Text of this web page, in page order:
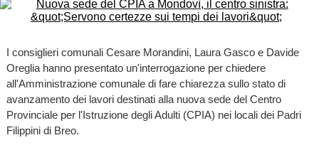
I consiglieri comunali Cesare Morandini, Laura Gasco e Davide
Oreglia hanno presentato un'interrogazione per chiedere
all'Amministrazione comunale di fare chiarezza sullo stato di
avanzamento dei lavori destinati alla nuova sede del Centro
Provinciale per l'Istruzione degli Adulti (CPIA) nei locali dei Padri
Filippini di Breo.